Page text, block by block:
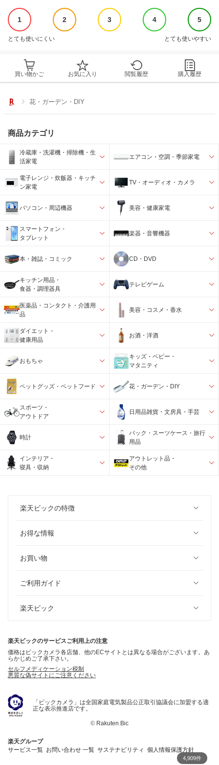
1 2 3 4 5
とても使いにくい とても使いやすい
買い物かご お気に入り 閲覧履歴 購入履歴
花・ガーデン・DIY
商品カテゴリ
冷蔵庫・洗濯機・掃除機・生
活家電
エアコン・空調・季節家電
電子レンジ・炊飯器・キッチ
ン家電
TV・オーディオ・カメラ
パソコン・周辺機器 美容・健康家電
スマートフォン・
タブレット
楽器・音響機器
本・雑誌・コミック CD・DVD
キッチン用品・
食器・調理器具
テレビゲーム
医薬品・コンタクト・介護用
品
美容・コスメ・香水
ダイエット・
健康用品
お酒・洋酒
おもちゃ
キッズ・ベビー・
マタニティ
ペットグッズ・ペットフード 花・ガーデン・DIY
スポーツ・
アウトドア
日用品雑貨・文房具・手芸
時計
バック・スーツケース・旅行
用品
インテリア・
寝具・収納
アウトレット品・
その他
楽天ビックの特徴
お得な情報
お買い物
ご利用ガイド
楽天ビック
楽天ビックのサービスご利用上の注意
価格はビックカメラ各店舗、他のECサイトとは異なる場合がございます。あ
らかじめご了承下さい。
セルフメディケーション税制
悪質な偽サイトにご注意ください
「ビックカメラ」は全国家庭電気製品公正取引協議会に加盟する適
正な表示推進店です。
© Rakuten Bic
楽天グループ
サービス一覧 お問い合わせ 一覧 サステナビリティ 個人情報保護方針
4,909件